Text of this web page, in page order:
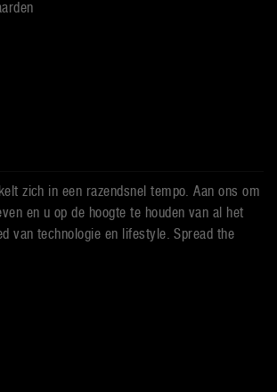
zich in een razendsnel tempo. Aan ons om
en u op de hoogte te houden van al het
van technologie en lifestyle. Spread the